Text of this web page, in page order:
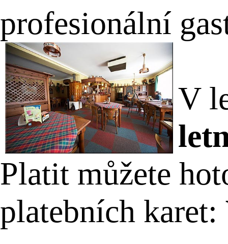
profesionální
V
Platit můžete
platebních karet: